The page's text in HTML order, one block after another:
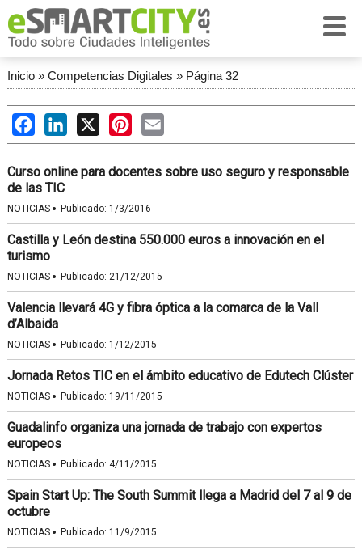
Inicio» Competencias Digitales » Página 32
FacebookLinkedIn
X PinterestEmail
Curso online para docentes sobre uso seguro y responsable
de las TIC
NOTICIAS · Publicado: 1/3/2016
Castilla y León destina 550.000 euros a innovación en el
turismo
NOTICIAS · Publicado: 21/12/2015
Valencia llevará 4G y fibra óptica a la comarca de la Vall
d’Albaida
NOTICIAS · Publicado: 1/12/2015
Jornada Retos TIC en el ámbito educativo de Edutech Clúster
NOTICIAS · Publicado: 19/11/2015
Guadalinfo organiza una jornada de trabajo con expertos
europeos
NOTICIAS · Publicado: 4/11/2015
Spain Start Up: The South Summit llega a Madrid del 7 al 9 de
octubre
NOTICIAS · Publicado: 11/9/2015